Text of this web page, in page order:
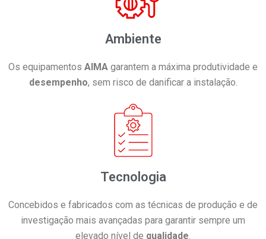
Ambiente
Os equipamentos AIMA garantem a máxima produtividade e
desempenho, sem risco de danificar a instalação.
Tecnologia
Concebidos e fabricados com as técnicas de produção e de
investigação mais avançadas para garantir sempre um
elevado nível de qualidade